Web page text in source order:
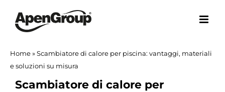
contenuto
Home»Scambiatore di calore per piscina: vantaggi, materiali
e soluzioni su misura
Scambiatore di calore per